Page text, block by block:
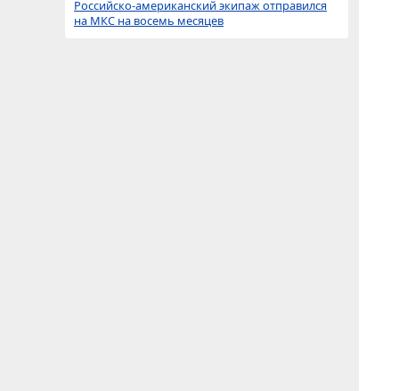
Российско-американский экипаж отправился
на МКС на восемь месяцев